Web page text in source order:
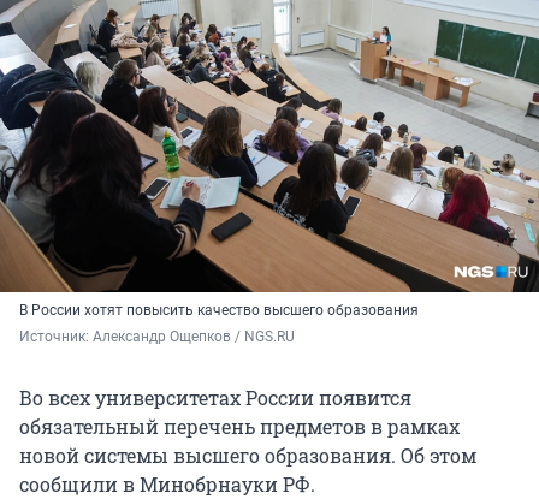
В России хотят повысить качество высшего образования
Источник: Александр Ощепков / NGS.RU
Во всех университетах России появится
обязательный перечень предметов в рамках
новой системы высшего образования. Об этом
сообщили в Минобрнауки РФ.